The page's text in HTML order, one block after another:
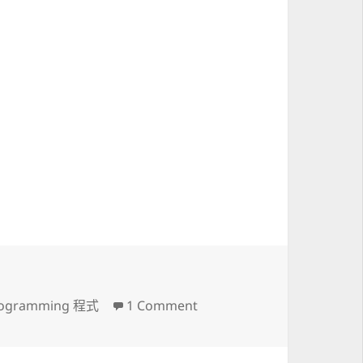
程式 1 Commenton Big5-UAO 細說從頭